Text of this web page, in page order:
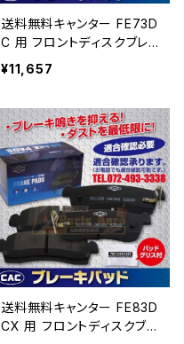
送料無料キャンター FE73D
C 用 フロントディスクブレ
ーキパッド左右 ＰＡ513
（CAC）/専用グリス付Ｗキャ
¥11,657
送料無料キャンター FE83D
CX 用 フロントディスクブレ